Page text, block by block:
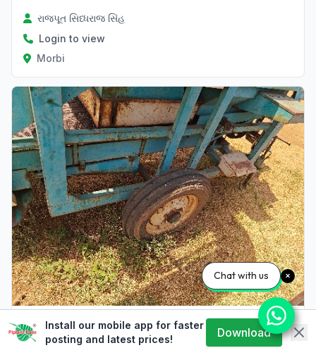
રાજપૂત સિધ્ધરાજ સિંહ
Login to view
Morbi
કિશાનInstall our mobile app for faster
posting and latest prices!
Download
Chat with us